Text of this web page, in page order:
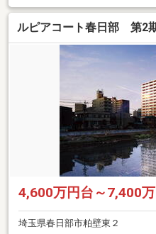
ルピアコート春日部 第2
4,600万円台～7,400
埼玉県春日部市粕壁東２